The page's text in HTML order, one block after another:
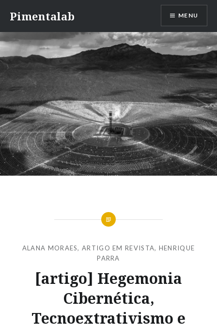
para
conteúdo
Pimentalab MENU
ALANA MORAES,ARTIGO EM REVISTA, HENRIQUE
PARRA
[artigo] Hegemonia
Cibernética,
Tecnoextrativismo e